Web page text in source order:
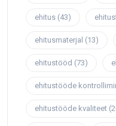
ehitus (43)
ehitusmaterjal (13)
ehitustööd (73)
ehitustööde
ehitustööde kvaliteet